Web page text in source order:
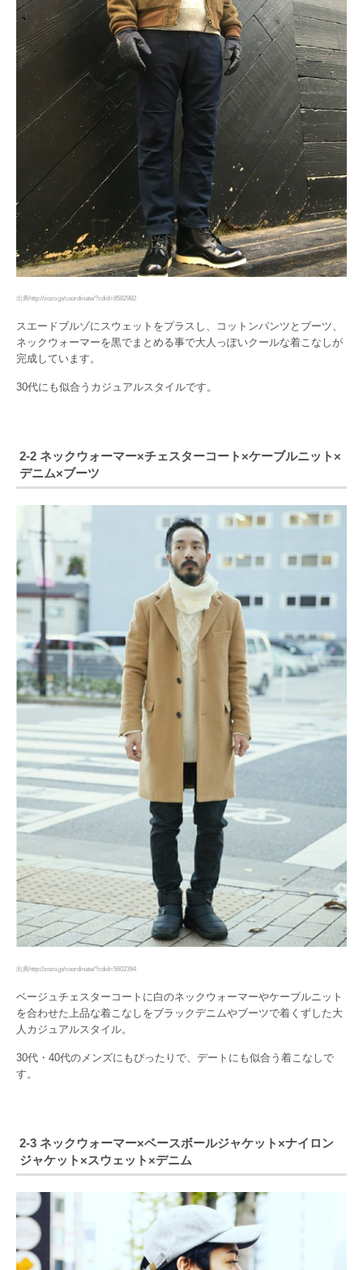
出典http://zozo.jp/coordinate/?cdid=8582982
スエードブルゾにスウェットをプラスし、コットンパンツとブーツ、
ネックウォーマーを黒でまとめる事で大人っぽいクールな着こなしが
完成しています。
30代にも似合うカジュアルスタイルです。
2-2 ネックウォーマー×チェスターコート×ケーブルニット×
デニム×ブーツ
出典http://zozo.jp/coordinate/?cdid=5602394
ベージュチェスターコートに白のネックウォーマーやケーブルニット
を合わせた上品な着こなしをブラックデニムやブーツで着くずした大
人カジュアルスタイル。
30代・40代のメンズにもぴったりで、デートにも似合う着こなしで
す。
2-3 ネックウォーマー×ベースボールジャケット×ナイロン
ジャケット×スウェット×デニム